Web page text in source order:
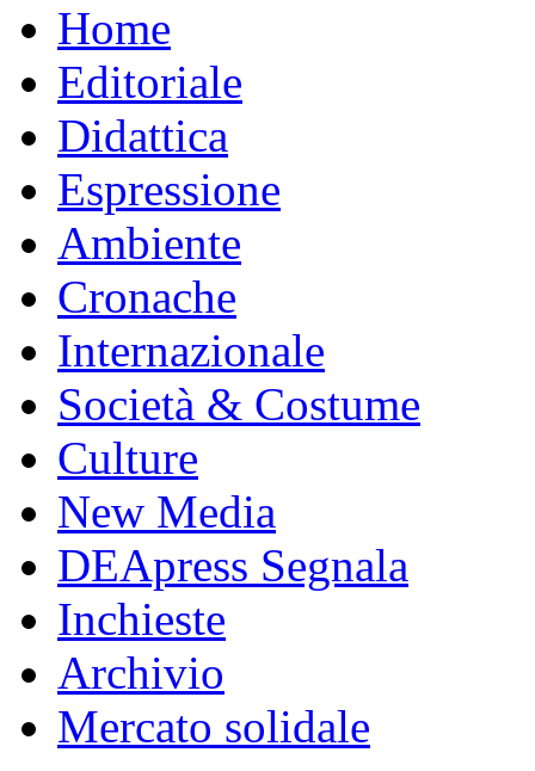
Home
Editoriale
Didattica
Espressione
Ambiente
Cronache
Internazionale
Società & Costume
Culture
New Media
DEApress Segnala
Inchieste
Archivio
Mercato solidale